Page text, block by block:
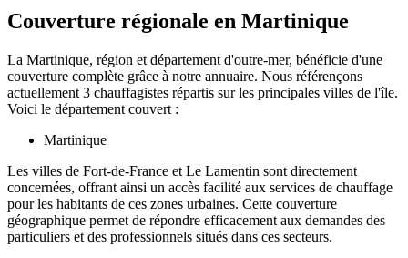
Couverture régionale en Martinique
La Martinique, région et département d'outre-mer, bénéficie d'une
couverture complète grâce à notre annuaire. Nous référençons
actuellement 3 chauffagistes répartis sur les principales villes de l'île.
Voici le département couvert :
Martinique
Les villes de Fort-de-France et Le Lamentin sont directement
concernées, offrant ainsi un accès facilité aux services de chauffage
pour les habitants de ces zones urbaines. Cette couverture
géographique permet de répondre efficacement aux demandes des
particuliers et des professionnels situés dans ces secteurs.